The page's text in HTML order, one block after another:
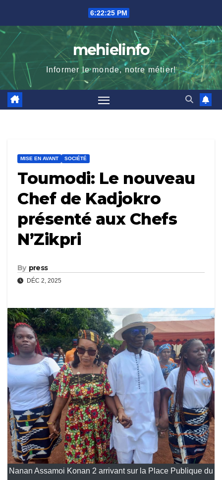
content
6:22:27 PM
mehielinfo
Informer le monde, notre métier!
MISE EN AVANT SOCIÉTÉ
Toumodi: Le nouveau
Chef de Kadjokro
présenté aux Chefs
N’Zikpri
By press
DÉC 2, 2025
Nanan Assamoi Konan 2 arrivant sur la Place Publique du